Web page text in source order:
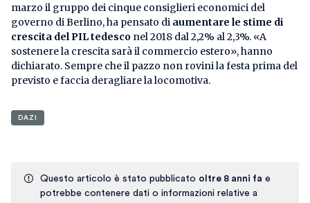
marzo il gruppo dei cinque consiglieri economici del
governo di Berlino, ha pensato di aumentare le stime di
crescita del PIL tedesco nel 2018 dal 2,2% al 2,3%. «A
sostenere la crescita sarà il commercio estero», hanno
dichiarato. Sempre che il pazzo non rovini la festa prima del
previsto e faccia deragliare la locomotiva.
DAZI
Questo articolo è stato pubblicato oltre 8 anni fa e
potrebbe contenere dati o informazioni relative a